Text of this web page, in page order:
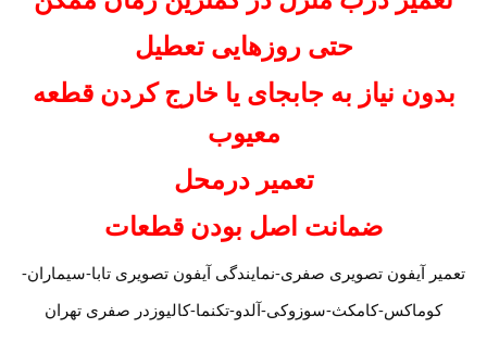
حتی روزهایی تعطیل
بدون نیاز به جابجای یا خارج کردن قطعه
معیوب
تعمیر درمحل
ضمانت اصل بودن قطعات
تعمیر آیفون تصویری صفری-نمایندگی آیفون تصویری تابا-سیماران-
کوماکس-کامکث-سوزوکی-آلدو-تکنما-کالیوزدر صفری تهران